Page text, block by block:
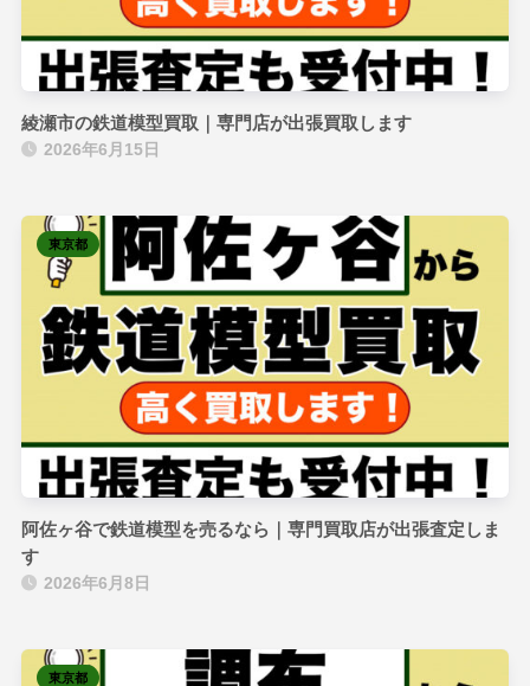
綾瀬市の鉄道模型買取｜専門店が出張買取します
2026年6月15日
阿佐ヶ谷で鉄道模型を売るなら｜専門買取店が出張査定しま
す
2026年6月8日
東京都
東京都